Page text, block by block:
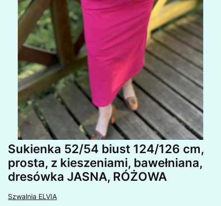
Sukienka 52/54 biust 124/126 cm,
prosta, z kieszeniami, bawełniana,
dresówka JASNA, RÓŻOWA
Szwalnia ELVIA